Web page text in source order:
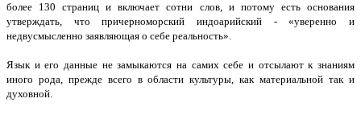
более 130 страниц и включает сотни слов, и потому есть основания
утверждать, что причерноморский индоарийский - «уверенно и
недвусмысленно заявляющая о себе реальность».
Язык и его данные не замыкаются на самих себе и отсылают к знаниям
иного рода, прежде всего в области культуры, как материальной так и
духовной.